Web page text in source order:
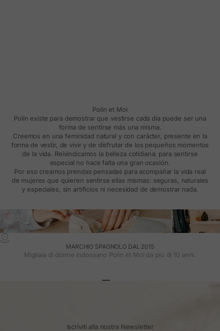
Polín et Moi
Polín existe para demostrar que vestirse cada día puede ser una
forma de sentirse más una misma.
Creemos en una feminidad natural y con carácter, presente en la
forma de vestir, de vivir y de disfrutar de los pequeños momentos
de la vida. Reivindicamos la belleza cotidiana: para sentirse
especial no hace falta una gran ocasión.
Por eso creamos prendas pensadas para acompañar la vida real
de mujeres que quieren sentirse ellas mismas: seguras, naturales
y especiales, sin artificios ni necesidad de demostrar nada.
MARCHIO SPAGNOLO DAL 2015
Migliaia di donne indossano Polin et Moi da più di 10 anni.
Iscriviti alla nostra Newsletter